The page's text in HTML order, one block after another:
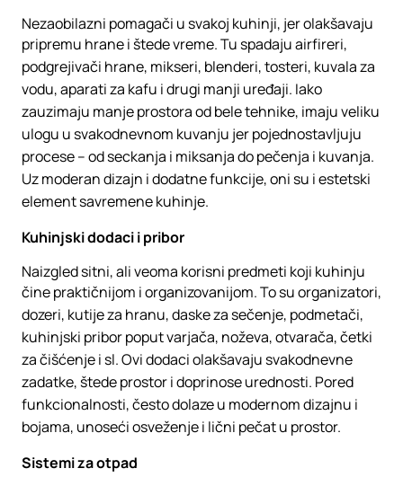
Nezaobilazni pomagači u svakoj kuhinji, jer olakšavaju
pripremu hrane i štede vreme. Tu spadaju airfireri,
podgrejivači hrane, mikseri, blenderi, tosteri, kuvala za
vodu, aparati za kafu i drugi manji uređaji. Iako
zauzimaju manje prostora od bele tehnike, imaju veliku
ulogu u svakodnevnom kuvanju jer pojednostavljuju
procese – od seckanja i miksanja do pečenja i kuvanja.
Uz moderan dizajn i dodatne funkcije, oni su i estetski
element savremene kuhinje.
Kuhinjski dodaci i pribor
Naizgled sitni, ali veoma korisni predmeti koji kuhinju
čine praktičnijom i organizovanijom. To su organizatori,
dozeri, kutije za hranu, daske za sečenje, podmetači,
kuhinjski pribor poput varjača, noževa, otvarača, četki
za čišćenje i sl. Ovi dodaci olakšavaju svakodnevne
zadatke, štede prostor i doprinose urednosti. Pored
funkcionalnosti, često dolaze u modernom dizajnu i
bojama, unoseći osveženje i lični pečat u prostor.
Sistemi za otpad